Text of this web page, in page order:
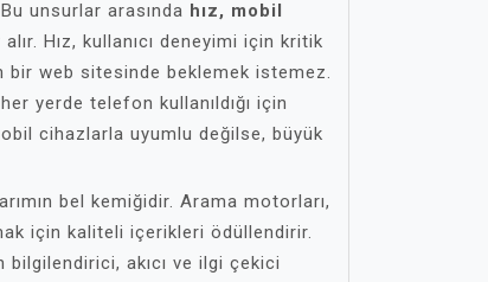
unsurlar arasında hız, mobil
alır. Hız, kullanıcı deneyimi için kritik
bir web sitesinde beklemek istemez.
yerde telefon kullanıldığı için
cihazlarla uyumlu değilse, büyük
bel kemiğidir. Arama motorları,
için kaliteli içerikleri ödüllendirir.
akıcı ve ilgi çekici